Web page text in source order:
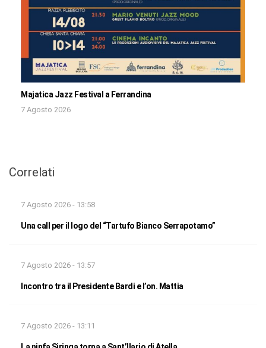
Majatica Jazz Festival a Ferrandina
7 Agosto 2026
Correlati
7 Agosto 2026 - 13:58
Una call per il logo del “Tartufo Bianco Serrapotamo”
7 Agosto 2026 - 13:57
Incontro tra il Presidente Bardi e l’on. Mattia
7 Agosto 2026 - 13:11